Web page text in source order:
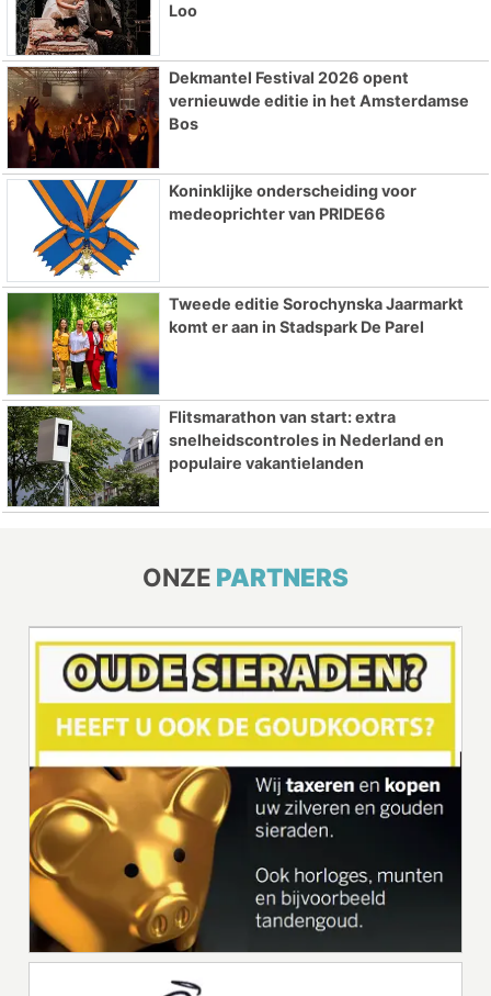
Loo
Dekmantel Festival 2026 opent
vernieuwde editie in het Amsterdamse
Bos
Koninklijke onderscheiding voor
medeoprichter van PRIDE66
Tweede editie Sorochynska Jaarmarkt
komt er aan in Stadspark De Parel
Flitsmarathon van start: extra
snelheidscontroles in Nederland en
populaire vakantielanden
ONZE PARTNERS